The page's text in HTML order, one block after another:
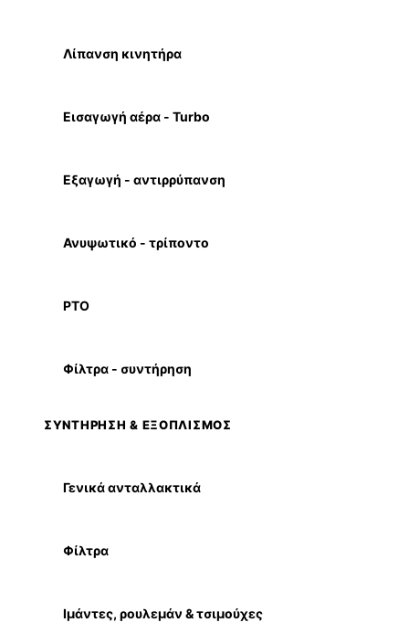
Λίπανση κινητήρα
Εισαγωγή αέρα - Turbo
Εξαγωγή - αντιρρύπανση
Ανυψωτικό - τρίποντο
PTO
Φίλτρα - συντήρηση
ΣΥΝΤΗΡΗΣΗ & ΕΞΟΠΛΙΣΜΟΣ
Γενικά ανταλλακτικά
Φίλτρα
Ιμάντες, ρουλεμάν & τσιμούχες